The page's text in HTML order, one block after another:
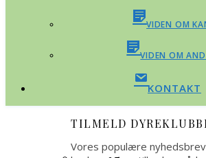
VIDEN OM
VIDEN OM
KONTAKT
TILMELD
Vores populære